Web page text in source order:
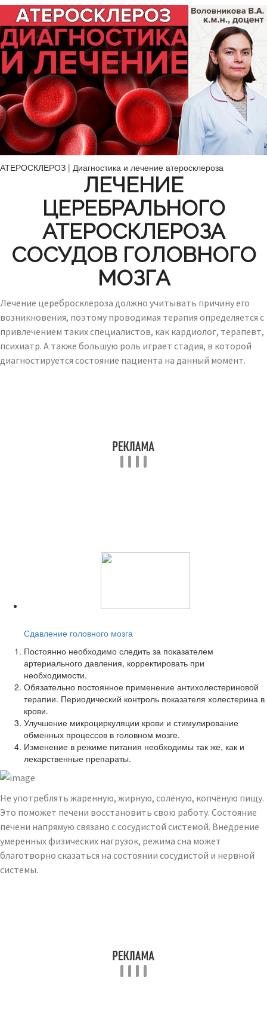
АТЕРОСКЛЕРОЗ | Диагностика и лечение атеросклероза
ЛЕЧЕНИЕ
ЦЕРЕБРАЛЬНОГО
АТЕРОСКЛЕРОЗА
СОСУДОВ ГОЛОВНОГО
МОЗГА
Лечение церебросклероза должно учитывать причину его
возникновения, поэтому проводимая терапия определяется с
привлечением таких специалистов, как кардиолог, терапевт,
психиатр. А также большую роль играет стадия, в которой
диагностируется состояние пациента на данный момент.
Сдавление головного мозга
Постоянно необходимо следить за показателем
артериального давления, корректировать при
необходимости.
Обязательно постоянное применение антихолестериновой
терапии. Периодический контроль показателя холестерина в
крови.
Улучшение микроциркуляции крови и стимулирование
обменных процессов в головном мозге.
Изменение в режиме питания необходимы так же, как и
лекарственные препараты.
Не употреблять жаренную, жирную, солёную, копчёную пищу.
Это поможет печени восстановить свою работу. Состояние
печени напрямую связано с сосудистой системой. Внедрение
умеренных физических нагрузок, режима сна может
благотворно сказаться на состоянии сосудистой и нервной
системы.